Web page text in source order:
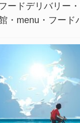
ードデリバリー
・menu・フード